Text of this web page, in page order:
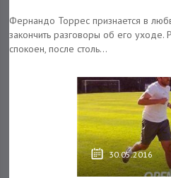
Фернандо Торрес признается в
закончить разговоры об его
спокоен, после столь...
30.05.2016